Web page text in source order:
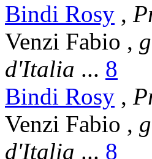
Bindi Rosy ,
Venzi Fabio ,
d'Italia ... 8
Bindi Rosy ,
Venzi Fabio ,
d'Italia ... 8